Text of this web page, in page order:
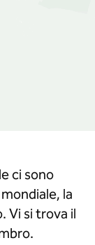
ci sono
la
Vi si trova il